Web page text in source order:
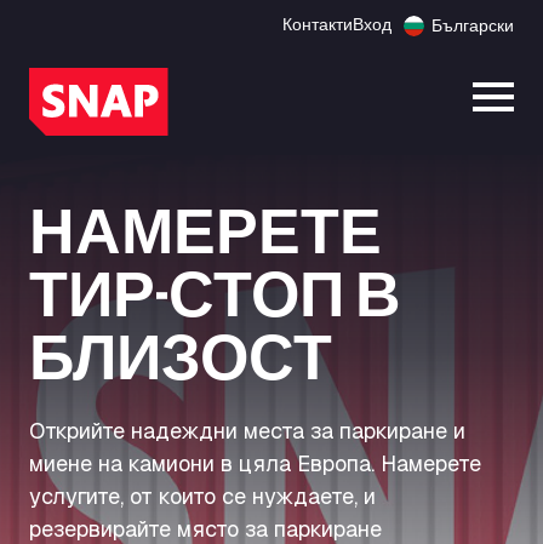
КонтактиВход Български
НАМЕРЕТЕ
ТИР-СТОП В
БЛИЗОСТ
Открийте надеждни места за паркиране и
миене на камиони в цяла Европа. Намерете
услугите, от които се нуждаете, и
резервирайте място за паркиране